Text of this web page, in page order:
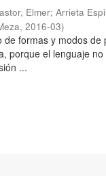
Elmer;Arrieta
,2016-03)
formas y modos de
porque el lenguaje
...